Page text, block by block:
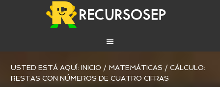
USTED ESTÁ AQUÍ:INICIO / MATEMÁTICAS / CÁLCULO:
RESTAS CON NÚMEROS DE CUATRO CIFRAS